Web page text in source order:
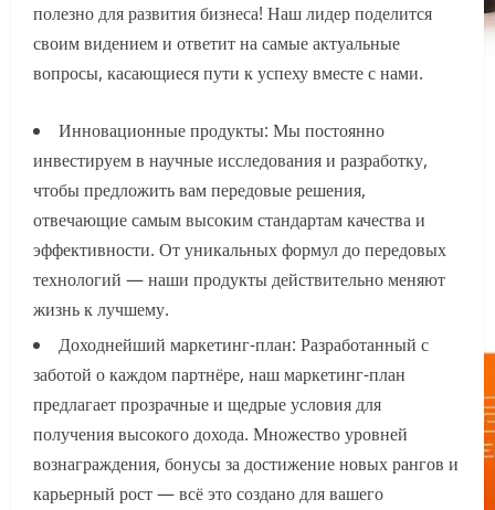
полезно для развития бизнеса! Наш лидер поделится
своим видением и ответит на самые актуальные
вопросы, касающиеся пути к успеху вместе с нами.
Инновационные продукты: Мы постоянно
инвестируем в научные исследования и разработку,
чтобы предложить вам передовые решения,
отвечающие самым высоким стандартам качества и
эффективности. От уникальных формул до передовых
технологий — наши продукты действительно меняют
жизнь к лучшему.
Доходнейший маркетинг-план: Разработанный с
заботой о каждом партнёре, наш маркетинг-план
предлагает прозрачные и щедрые условия для
получения высокого дохода. Множество уровней
вознаграждения, бонусы за достижение новых рангов и
карьерный рост — всё это создано для вашего